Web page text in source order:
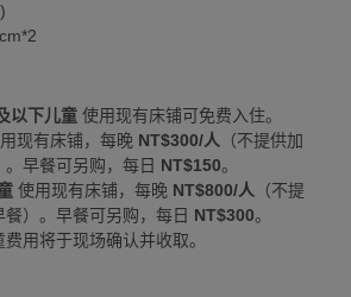
以下儿童 使用现有床铺可免费入住。
现有床铺，每晚 NT$300/人 （不提供加
早餐可另购，每日 NT$150。
使用现有床铺，每晚 NT$800/人 （不提
）。早餐可另购，每日 NT$300。
用将于现场确认并收取。